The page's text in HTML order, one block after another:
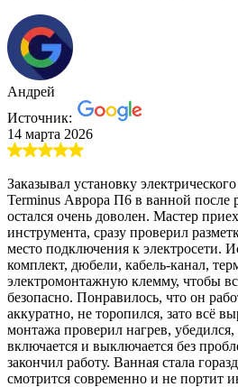
Андрей
Источник:
14 марта 2026
Заказывал установку
Terminus Аврора П6 в ванной после
остался очень доволен. Мастер
инструмента, сразу проверил
место подключения к электросети.
комплект, дюбели, кабель-канал,
электромонтажную клемму, чтобы
безопасно. Понравилось, что он
аккуратно, не торопился, зато всё
монтажа проверил нагрев,
включается и выключается без
закончил работу. Ванная стала
смотрится современно и не портит